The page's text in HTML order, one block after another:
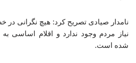
نامدار صیادی تصریح کرد: هیچ نگرانی در
نیاز مردم وجود ندارد و اقلام اساسی
شده است.